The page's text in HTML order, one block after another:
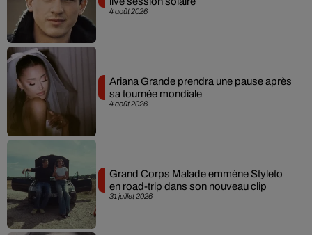
4 août 2026
4 août 2026
Ariana Grande prendra une pause après
sa tournée mondiale
31 juillet 2026
Grand Corps Malade emmène Styleto
en road-trip dans son nouveau clip